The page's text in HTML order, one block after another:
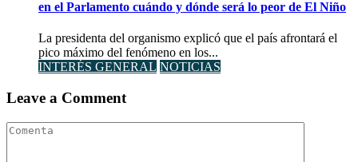
en el Parlamento cuándo y dónde será lo peor de El Niño
La presidenta del organismo explicó que el país afrontará el
pico máximo del fenómeno en los...
INTERÉS GENERAL NOTICIAS
Leave a Comment